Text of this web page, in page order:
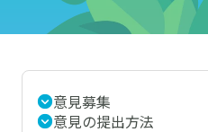
交通アクセス
意見募集
意見の提出方法